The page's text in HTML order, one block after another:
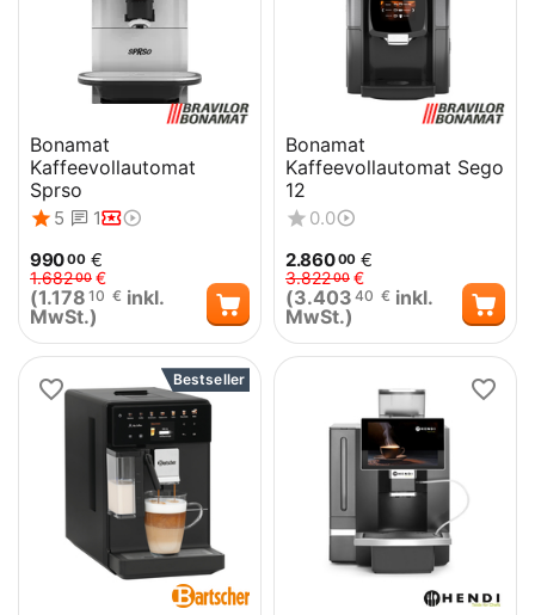
Bonamat
Kaffeevollautomat
Sprso
5
1
99000 €
1.68200 €
(1.178 10 € inkl.
MwSt.)
Bonamat
Kaffeevollautomat Sego
12
0.0
2.86000 €
3.82200 €
(3.403 40 € inkl.
MwSt.)
Bestseller